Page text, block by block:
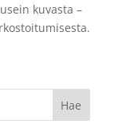
kuvasta –